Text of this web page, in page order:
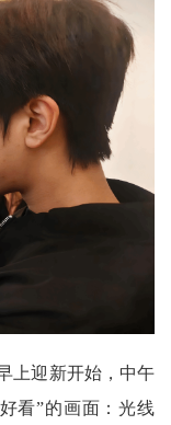
迎新开始，中午
看”的画面：光线